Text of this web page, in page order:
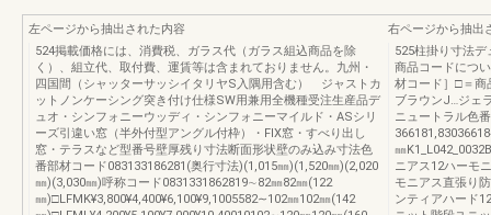
左ページから抽出された内容
524掲載価格には、消費税、ガラス代（ガラス組込商品を除
く）、組立代、取付費、運賃等は含まれておりません。九州・
四国間（シャッターサッシイタリヤS入隅用含む） ジャストカ
ットノンケーシング突き付け仕様SW用兼用全機種受注生産品デ
ュオ・シンフォニーウッディ・シンフォニーマイルド・ASシリ
ーズ引違い窓（半外付型アングル付枠）・FIX窓・すべり出し
窓・テラスなど型番号壁厚残り寸法断面形状壁のみ込み寸法色
番部材コード083133186281(奥行寸法)(1,015㎜)(1,520㎜)(2,020
㎜)(3,030㎜)呼称コード0831331862819∼82㎜82㎜(122
㎜)□LFMK¥3,800¥4,400¥6,100¥9,1005582∼102㎜102㎜(142
右ページから抽出
525柱掛り寸法
商品コードにつ
材コード］□＝商
ブラウンJ…ジェ
ニュートラル色
㎜
ニアス12ハーモ
モニアス直張り
ンティアハード